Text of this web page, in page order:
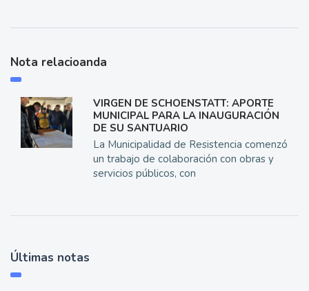
Nota relacioanda
VIRGEN DE SCHOENSTATT: APORTE
MUNICIPAL PARA LA INAUGURACIÓN
DE SU SANTUARIO
La Municipalidad de Resistencia comenzó
un trabajo de colaboración con obras y
servicios públicos, con
Últimas notas